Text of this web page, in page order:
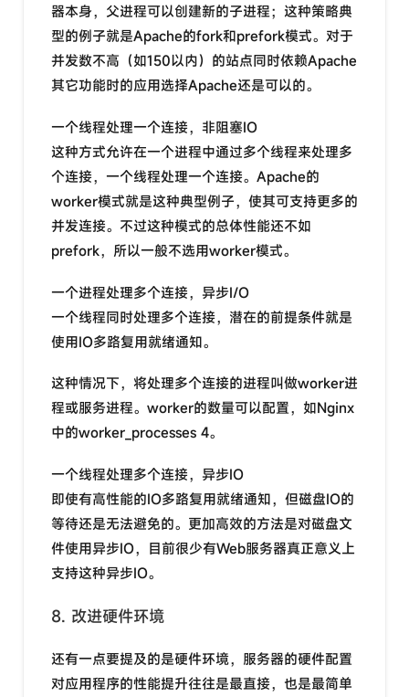
器本身，父进程可以创建新的子进程；这种策略典
型的例子就是Apache的fork和prefork模式。对于
并发数不高（如150以内）的站点同时依赖Apache
其它功能时的应用选择Apache还是可以的。
一个线程处理一个连接，非阻塞IO
这种方式允许在一个进程中通过多个线程来处理多
个连接，一个线程处理一个连接。Apache的
worker模式就是这种典型例子，使其可支持更多的
并发连接。不过这种模式的总体性能还不如
prefork，所以一般不选用worker模式。
一个进程处理多个连接，异步I/O
一个线程同时处理多个连接，潜在的前提条件就是
使用IO多路复用就绪通知。
这种情况下，将处理多个连接的进程叫做worker进
程或服务进程。worker的数量可以配置，如Nginx
中的worker_processes 4。
一个线程处理多个连接，异步IO
即使有高性能的IO多路复用就绪通知，但磁盘IO的
等待还是无法避免的。更加高效的方法是对磁盘文
件使用异步IO，目前很少有Web服务器真正意义上
支持这种异步IO。
8. 改进硬件环境
还有一点要提及的是硬件环境，服务器的硬件配置
对应用程序的性能提升往往是最直接，也是最简单